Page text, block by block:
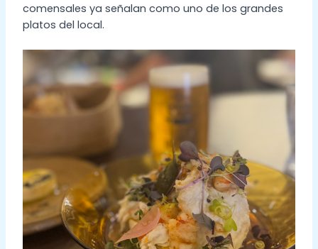
comensales ya señalan como uno de los grandes
platos del local.